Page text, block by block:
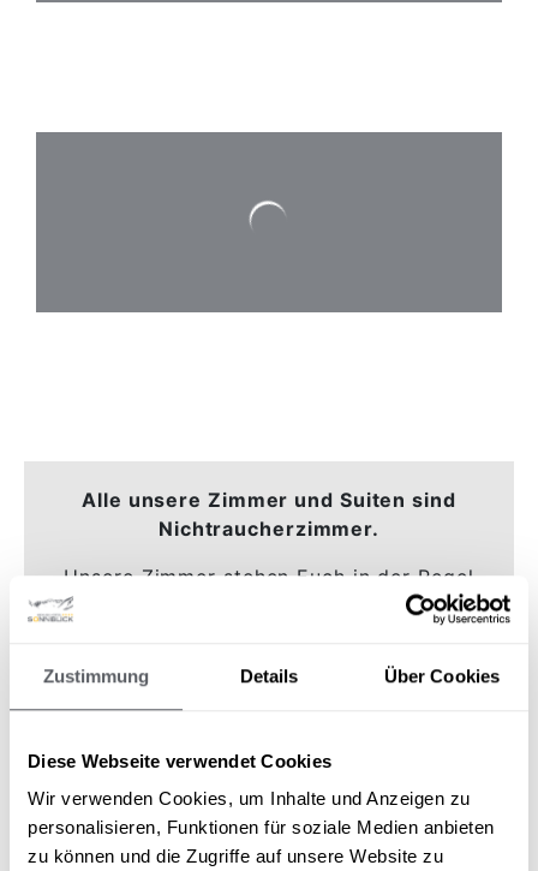
Zustimmung Details Über Cookies
Diese Webseite verwendet Cookies
Wir verwenden Cookies, um Inhalte und Anzeigen zu
personalisieren, Funktionen für soziale Medien anbieten
zu können und die Zugriffe auf unsere Website zu
Alle unsere Zimmer und Suiten sind
Nichtraucherzimmer.
Unsere Zimmer stehen Euch in der Regel
am Anreisetag ab 14.00 Uhr und am
Abreisetag bis 10.00 Uhr zur Verfügung.
HOTEL SONNBLICK